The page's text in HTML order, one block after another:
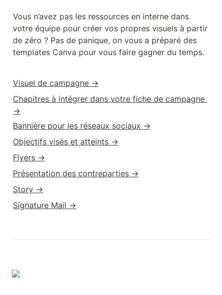
Vous n’avez pas les ressources en interne dans
votre équipe pour créer vos propres visuels à partir
de zéro ? Pas de panique, on vous a préparé des
templates Canva pour vous faire gagner du temps.
Visuel de campagne →
Chapitres à intégrer dans votre fiche de campagne
→
Bannière pour les réseaux sociaux →
Objectifs visés et atteints →
Flyers →
Présentation des contreparties →
Story →
Signature Mail →